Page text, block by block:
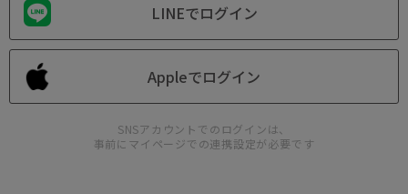
LINEでログイン
Appleでログイン
SNSアカウントでのログインは、
事前にマイページでの連携設定が必要です